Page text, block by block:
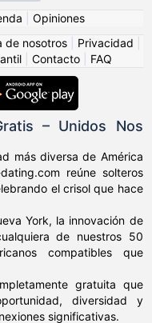
Opiniones
de nosotros Privacidad
Contacto FAQ
– Unidos Nos
más diversa de América
reúne solteros
el crisol que hace
York, la innovación de
de nuestros 50
compatibles que
gratuita que
diversidad y
significativas.